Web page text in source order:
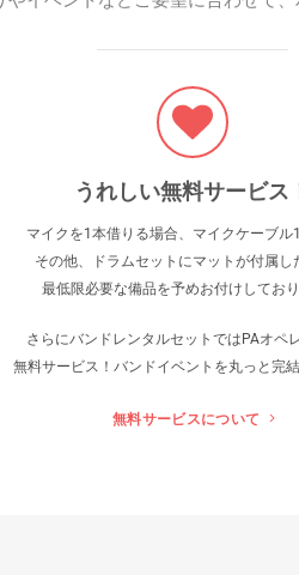
うれしい無料サービス
マイクを1本借りる場合、マイクケーブル
その他、ドラムセットにマットが付属し
最低限必要な備品を予めお付けしており
さらにバンドレンタルセットではPAオペ
無料サービス！バンドイベントを丸っと完
無料サービスについて